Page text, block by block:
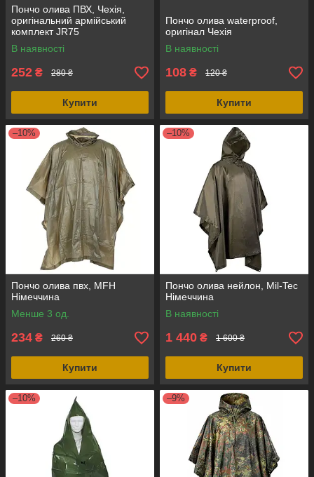
Пончо олива ПВХ, Чехія,
оригінальний армійський
комплект JR75
В наявності
252 ₴ 280 ₴
Купити
Пончо олива waterproof,
оригінал Чехія
В наявності
108 ₴ 120 ₴
Купити
–10%
Пончо олива пвх, MFH
Німеччина
Менше 3 од.
234 ₴ 260 ₴
Купити
–10%
Пончо олива нейлон, Mil-Tec
Німеччина
В наявності
1 440 ₴ 1 600 ₴
Купити
–10% –9%